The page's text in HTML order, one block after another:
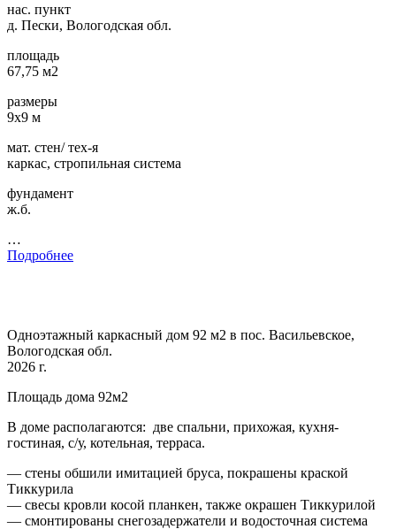
нас. пункт
д. Пески, Вологодская обл.
площадь
67,75 м2
размеры
9х9 м
мат. стен/ тех-я
каркас, стропильная система
фундамент
ж.б.
…
Подробнее
Одноэтажный каркасный дом 92 м2 в пос. Васильевское,
Вологодская обл.
2026 г.
Площадь дома 92м2
В доме располагаются: две спальни, прихожая, кухня-
гостиная, с/у, котельная, терраса.
— стены обшили имитацией бруса, покрашены краской
Тиккурила
— свесы кровли косой планкен, также окрашен Тиккурилой
— смонтированы снегозадержатели и водосточная система